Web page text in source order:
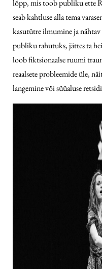
lõpp, mis toob publiku ette
seab kahtluse alla tema
kasutütre ilmumine ja
publiku rahutuks, jättes ta
loob fiktsionaalse ruumi
reaalsete probleemide üle,
langemine või süüaluse